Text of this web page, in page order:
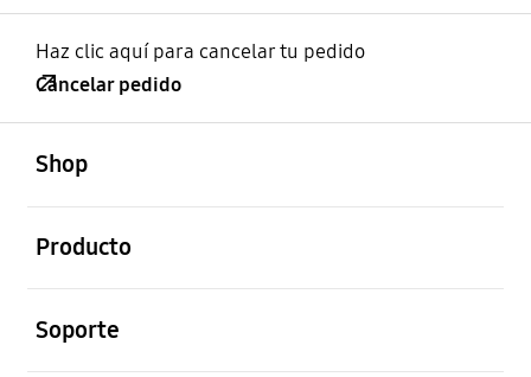
Haz clic aquí para cancelar tu pedido
Cancelar pedido
Shop
Producto
Soporte